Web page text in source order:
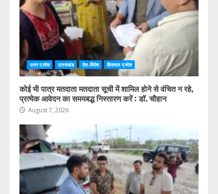
उत्तर प्रदेश उत्तराखंड देश-विदेश हिमाचल प्रदेश
कोई भी पात्र मतदाता मतदाता सूची में शामिल होने से वंचित न रहे,
प्रत्येक आवेदन का समयबद्ध निस्तारण करें : डॉ. चौहान
August 7, 2026